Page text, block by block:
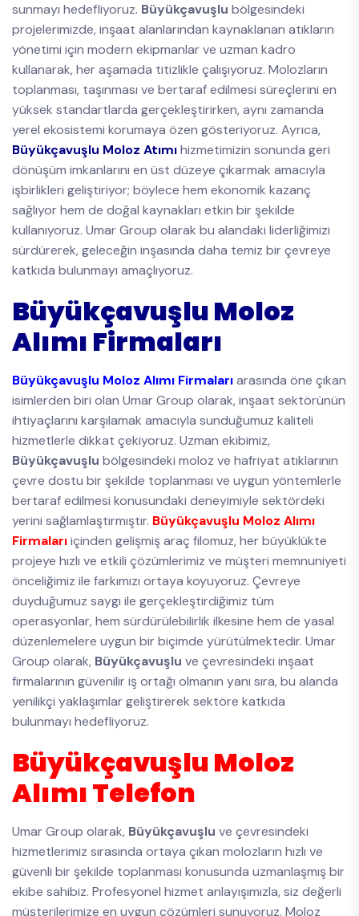
sunmayı hedefliyoruz. Büyükçavuşlu bölgesindeki
projelerimizde, inşaat alanlarından kaynaklanan atıkların
yönetimi için modern ekipmanlar ve uzman kadro
kullanarak, her aşamada titizlikle çalışıyoruz. Molozların
toplanması, taşınması ve bertaraf edilmesi süreçlerini en
yüksek standartlarda gerçekleştirirken, aynı zamanda
yerel ekosistemi korumaya özen gösteriyoruz. Ayrıca,
Büyükçavuşlu Moloz Atımıhizmetimizin sonunda geri
dönüşüm imkanlarını en üst düzeye çıkarmak amacıyla
işbirlikleri geliştiriyor; böylece hem ekonomik kazanç
sağlıyor hem de doğal kaynakları etkin bir şekilde
kullanıyoruz. Umar Group olarak bu alandaki liderliğimizi
sürdürerek, geleceğin inşasında daha temiz bir çevreye
katkıda bulunmayı amaçlıyoruz.
Büyükçavuşlu Moloz
Alımı Firmaları
Büyükçavuşlu Moloz Alımı Firmalarıarasında öne çıkan
isimlerden biri olan Umar Group olarak, inşaat sektörünün
ihtiyaçlarını karşılamak amacıyla sunduğumuz kaliteli
hizmetlerle dikkat çekiyoruz. Uzman ekibimiz,
Büyükçavuşlu bölgesindeki moloz ve hafriyat atıklarının
çevre dostu bir şekilde toplanması ve uygun yöntemlerle
bertaraf edilmesi konusundaki deneyimiyle sektördeki
yerini sağlamlaştırmıştır. Büyükçavuşlu Moloz Alımı
Firmalarıiçinden gelişmiş araç filomuz, her büyüklükte
projeye hızlı ve etkili çözümlerimiz ve müşteri memnuniyeti
önceliğimiz ile farkımızı ortaya koyuyoruz. Çevreye
duyduğumuz saygı ile gerçekleştirdiğimiz tüm
operasyonlar, hem sürdürülebilirlik ilkesine hem de yasal
düzenlemelere uygun bir biçimde yürütülmektedir. Umar
Group olarak, Büyükçavuşlu ve çevresindeki inşaat
firmalarının güvenilir iş ortağı olmanın yanı sıra, bu alanda
yenilikçi yaklaşımlar geliştirerek sektöre katkıda
bulunmayı hedefliyoruz.
Büyükçavuşlu Moloz
Alımı Telefon
Umar Group olarak, Büyükçavuşlu ve çevresindeki
hizmetlerimiz sırasında ortaya çıkan molozların hızlı ve
güvenli bir şekilde toplanması konusunda uzmanlaşmış bir
ekibe sahibiz. Profesyonel hizmet anlayışımızla, siz değerli
müşterilerimize en uygun çözümleri sunuyoruz. Moloz